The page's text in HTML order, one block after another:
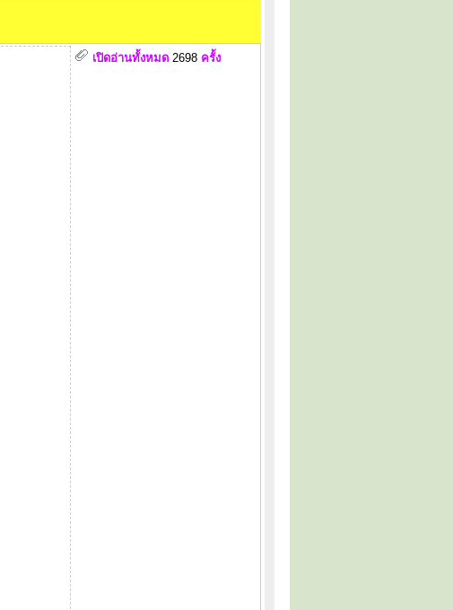
เปิดอ่านทั้งหมด2698 ครั้ง